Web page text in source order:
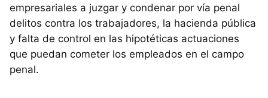
empresariales a juzgar y condenar por vía penal
delitos contra los trabajadores, la hacienda pública
y falta de control en las hipotéticas actuaciones
que puedan cometer los empleados en el campo
penal.